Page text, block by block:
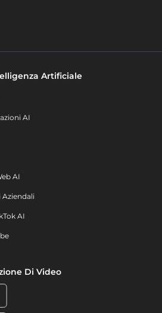
Artificiale
AI
AI
Aziendali
AI
Di Video